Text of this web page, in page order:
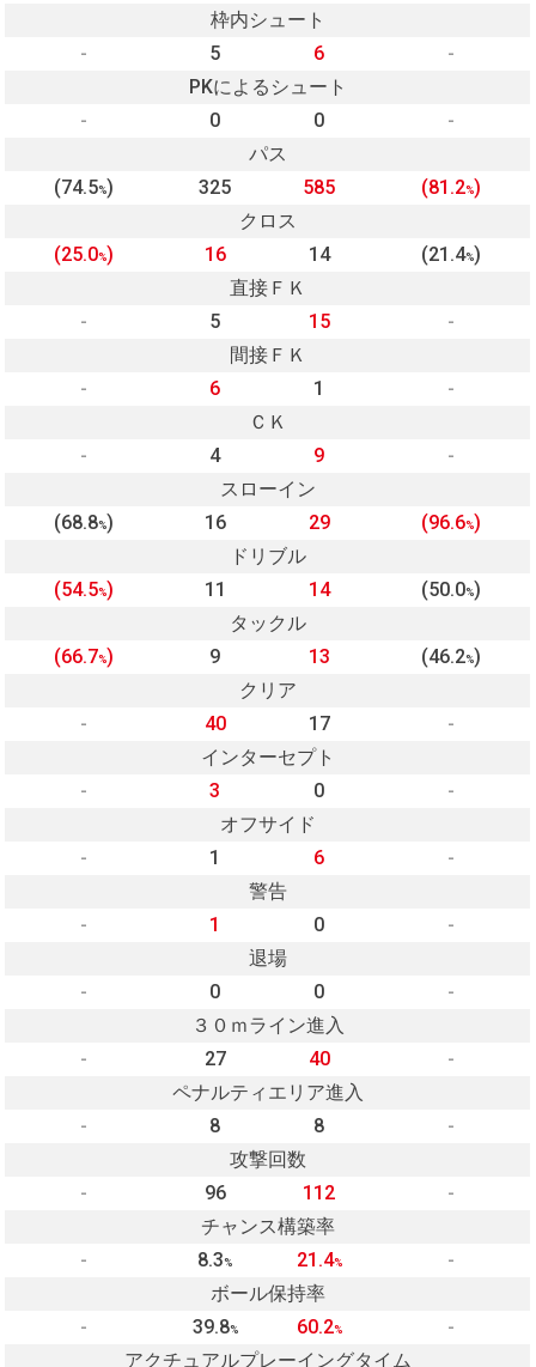
枠内シュート
-
5 6
-
PKによるシュート
-
0 0
-
パス
(74.5%) 325 585 (81.2%)
クロス
(25.0%) 16 14 (21.4%)
直接ＦＫ
-
5 15
-
間接ＦＫ
-
6 1
-
ＣＫ
-
4 9
-
スローイン
(68.8%) 16 29 (96.6%)
ドリブル
(54.5%) 11 14 (50.0%)
タックル
(66.7%) 9 13 (46.2%)
クリア
-
40 17
-
インターセプト
-
3 0
-
オフサイド
-
1 6
-
警告
-
1 0
-
退場
-
0 0
-
３０ｍライン進入
-
27 40
-
ペナルティエリア進入
-
8 8
-
攻撃回数
-
96 112
-
チャンス構築率
-
8.3% 21.4%
-
ボール保持率
-
39.8% 60.2%
-
アクチュアルプレーイングタイム